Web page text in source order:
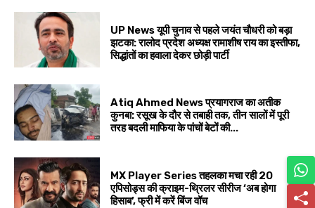
UP News यूपी चुनाव से पहले जयंत चौधरी को बड़ा
झटका: रालोद प्रदेश अध्यक्ष रामाशीष राय का इस्तीफा,
सिद्धांतों का हवाला देकर छोड़ी पार्टी
Atiq Ahmed News प्रयागराज का अतीक
कुनबा: रसूख के दौर से तबाही तक, तीन सालों में पूरी
तरह बदली माफिया के पांचों बेटों की...
MX Player Series तहलका मचा रही 20
एपिसोड्स की क्राइम-थ्रिलर सीरीज ‘अब होगा
हिसाब’, फ्री में करें बिंज वॉच